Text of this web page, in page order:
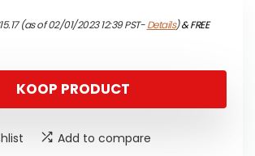
15.17(as of 02/01/2023 12:39 PST-Details)&FREE
KOOP PRODUCT
Add to compare